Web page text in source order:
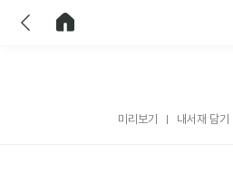
미리보기 내서재 담기